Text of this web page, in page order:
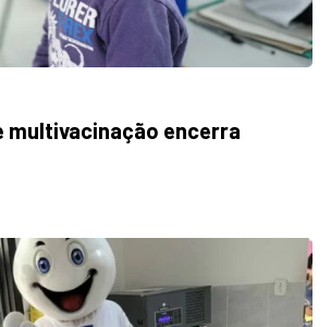
multivacinação encerra